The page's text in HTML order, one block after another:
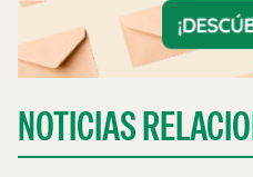
NOTICIAS